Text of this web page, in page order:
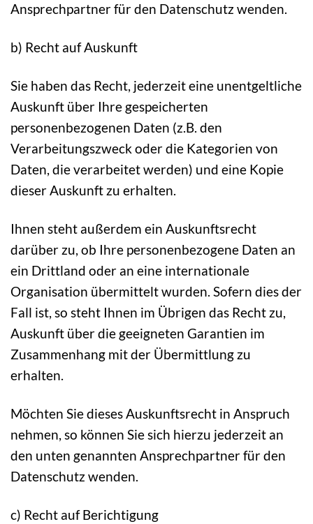
Ansprechpartner für den Datenschutz wenden.
b) Recht auf Auskunft
Sie haben das Recht, jederzeit eine unentgeltliche
Auskunft über Ihre gespeicherten
personenbezogenen Daten (z.B. den
Verarbeitungszweck oder die Kategorien von
Daten, die verarbeitet werden) und eine Kopie
dieser Auskunft zu erhalten.
Ihnen steht außerdem ein Auskunftsrecht
darüber zu, ob Ihre personenbezogene Daten an
ein Drittland oder an eine internationale
Organisation übermittelt wurden. Sofern dies der
Fall ist, so steht Ihnen im Übrigen das Recht zu,
Auskunft über die geeigneten Garantien im
Zusammenhang mit der Übermittlung zu
erhalten.
Möchten Sie dieses Auskunftsrecht in Anspruch
nehmen, so können Sie sich hierzu jederzeit an
den unten genannten Ansprechpartner für den
Datenschutz wenden.
c) Recht auf Berichtigung